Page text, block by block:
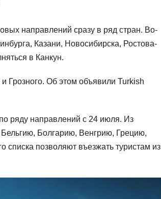
направлений сразу в ряд стран. Во-
Казани, Новосибирска, Ростова-
в Канкун.
Грозного. Об этом объявили Turkish
ряду направлений с 24 июля. Из
Бельгию, Болгарию, Венгрию, Грецию,
позволяют въезжать туристам из